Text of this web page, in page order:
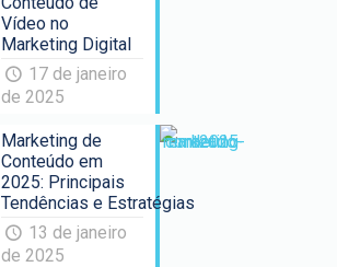
Vídeo no
Marketing Digital
17 de janeiro
de 2025
Marketing de
Conteúdo em
2025: Principais
Tendências e Estratégias
13 de janeiro
de 2025